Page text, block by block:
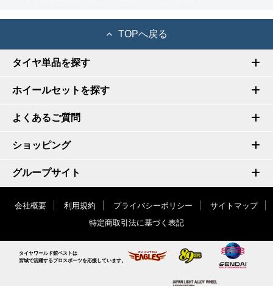
TOPへ戻る
タイヤ単品を探す
ホイールセットを探す
よくあるご質問
ショッピング
グループサイト
会社概要 利用規約 プライバシーポリシー
サイトマップ
特定商取引法に基づく表記
タイヤワールド館ベストは
宮城で活躍するプロスポーツを応援しています。